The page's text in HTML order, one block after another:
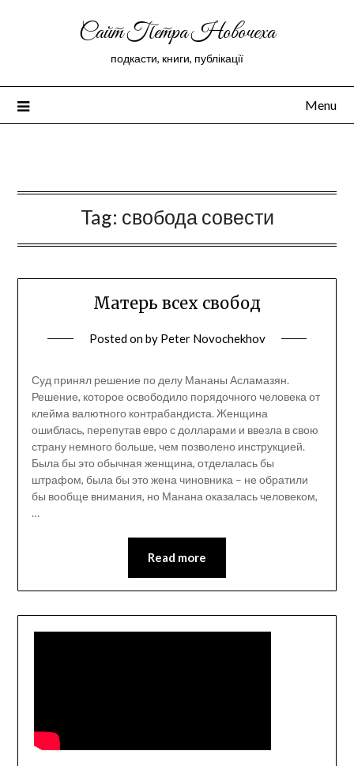
Сайт Петра Новочеха
подкасти, книги, публікації
Menu
Tag: свобода совести
Матерь всех свобод
Posted onby Peter Novochekhov
Суд принял решение по делу Мананы Асламазян.
Решение, которое освободило порядочного человека от
клейма валютного контрабандиста. Женщина
ошиблась, перепутав евро с долларами и ввезла в свою
страну немного больше, чем позволено инструкцией.
Была бы это обычная женщина, отделалась бы
штрафом, была бы это жена чиновника – не обратили
бы вообще внимания, но Манана оказалась человеком,
…
Read more